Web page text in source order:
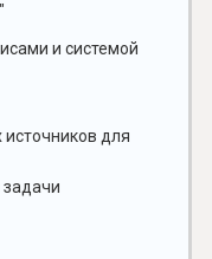
и системой
для